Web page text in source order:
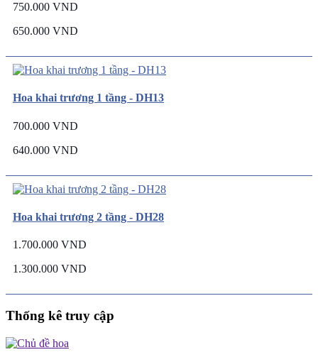
750.000 VND
650.000 VND
Hoa khai trương 1 tầng - DH13
700.000 VND
640.000 VND
Hoa khai trương 2 tầng - DH28
1.700.000 VND
1.300.000 VND
Thống kê truy cập